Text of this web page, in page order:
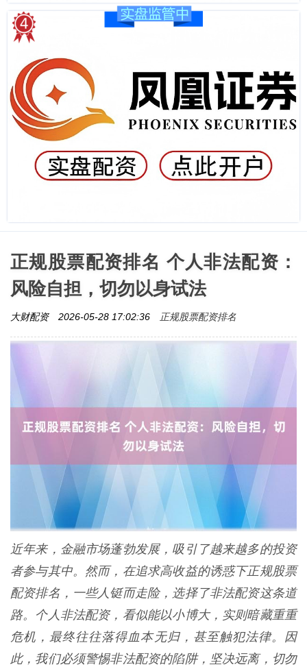
正规股票配资排名 个人非法配资：
风险自担，切勿以身试法
大财配资 2026-05-28 17:02:36 正规股票配资排名
近年来，金融市场蓬勃发展，吸引了越来越多的投资
者参与其中。然而，在追求高收益的诱惑下正规股票
配资排名，一些人铤而走险，选择了非法配资这条道
路。个人非法配资，看似能以小博大，实则暗藏重重
危机，最终往往落得血本无归，甚至触犯法律。因
此，我们必须警惕非法配资的陷阱，坚决远离，切勿